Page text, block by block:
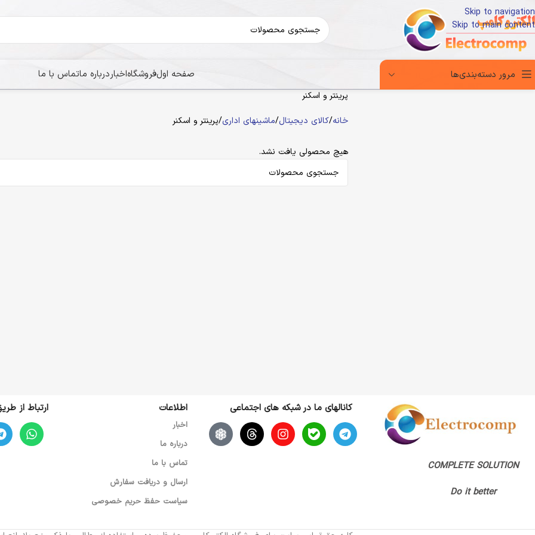
Skip to navigation
Skip to main content
مرور دسته‌بندی‌ها صفحه اولفروشگاهاخباردرباره ماتماس با ما
پرینتر و اسکنر
خانه کالای دیجیتال ماشینهای اداری پرینتر و اسکنر
هیچ محصولی یافت نشد.
COMPLETE SOLUTION
Do it better
کانالهای ما در شبکه های اجتماعی اطلاعات
اخبار
درباره ما
تماس با ما
ارسال و دریافت سفارش
سیاست حفظ حریم خصوصی
ارتباط از